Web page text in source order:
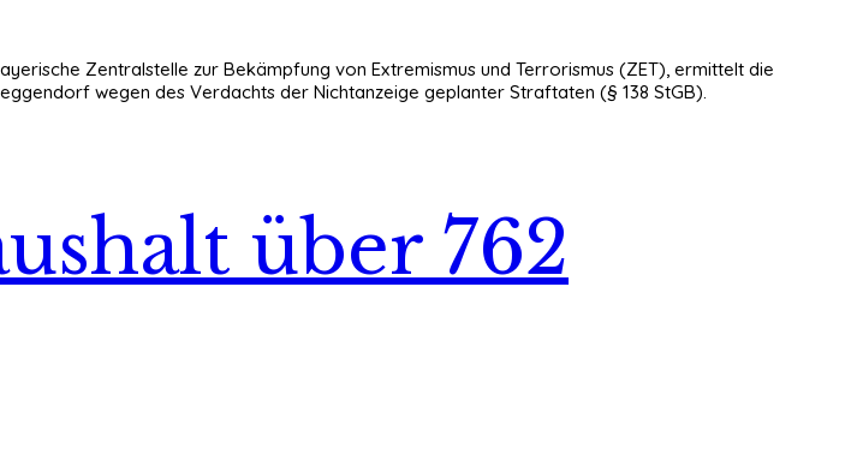
Zentralstelle zur Bekämpfung von Extremismus und Terrorismus (ZET), ermittelt die
wegen des Verdachts der Nichtanzeige geplanter Straftaten (§ 138 StGB).
über 762